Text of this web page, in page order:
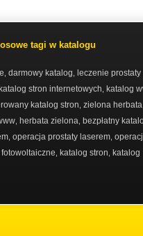
tagi w katalogu
darmowy katalog leczenie
katalog stron internetowych katalog
katalog stron zielona herbata
herbata zielona bezpłatny
operacja prostaty laserem
katalog stron katalog